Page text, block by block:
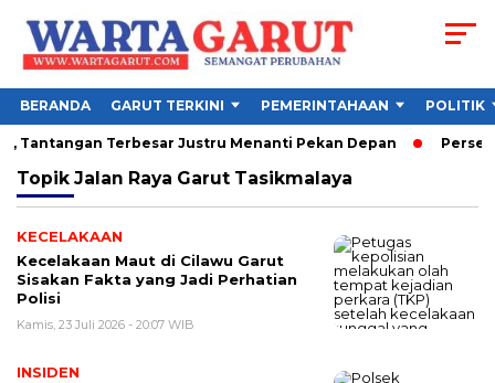
BERANDA GARUT TERKINI PEMERINTAHAAN POLITIK
Tantangan Terbesar Justru Menanti Pekan Depan
Topik Jalan Raya Garut Tasikmalaya
KECELAKAAN
Kecelakaan Maut di Cilawu Garut
Sisakan Fakta yang Jadi Perhatian
Polisi
Kamis, 23 Juli 2026 - 20:07 WIB
INSIDEN